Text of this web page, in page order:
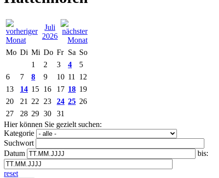
Juli
2026
Mo Di Mi Do Fr Sa So
1
2 3 4
5
6
7 8 9 10 11
12
13
14 15 16 17 18 19
20
21 22 23 24 25 26
27
28 29 30
31
Hier können Sie gezielt suchen:
Kategorie
Suchwort
Datum
bis:
reset